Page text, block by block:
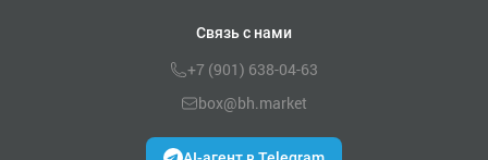
Связь с нами
+7 (901) 638-04-63
box@bh.market